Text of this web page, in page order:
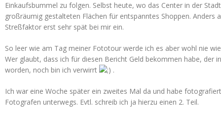
Einkaufsbummel zu folgen. Selbst heute, wo das Center in der
großräumig gestalteten Flächen für entspanntes Shoppen. Anders
Streßfaktor erst sehr spät bei mir ein.
So leer wie am Tag meiner Fototour werde ich es aber wohl nie
Wer glaubt, dass ich für diesen Bericht Geld bekommen habe, der
worden, noch bin ich verwirrt
.
Ich war eine Woche später ein zweites Mal da und habe
Fotografen unterwegs. Evtl. schreib ich ja hierzu einen 2. Teil.